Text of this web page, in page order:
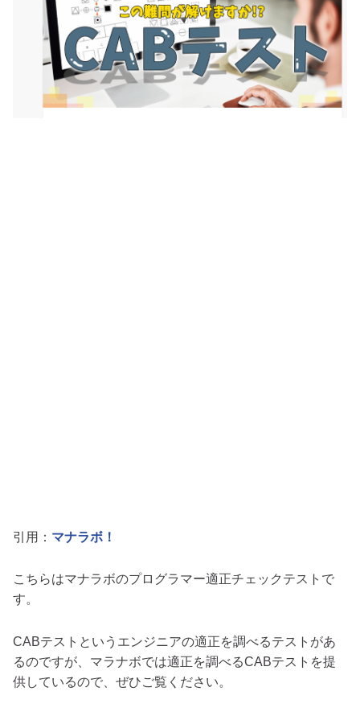
引用： マナラボ！
こちらはマナラボのプログラマー適正チェックテストで
す。
CABテストというエンジニアの適正を調べるテストがあ
るのですが、マラナボでは適正を調べるCABテストを提
供しているので、ぜひご覧ください。